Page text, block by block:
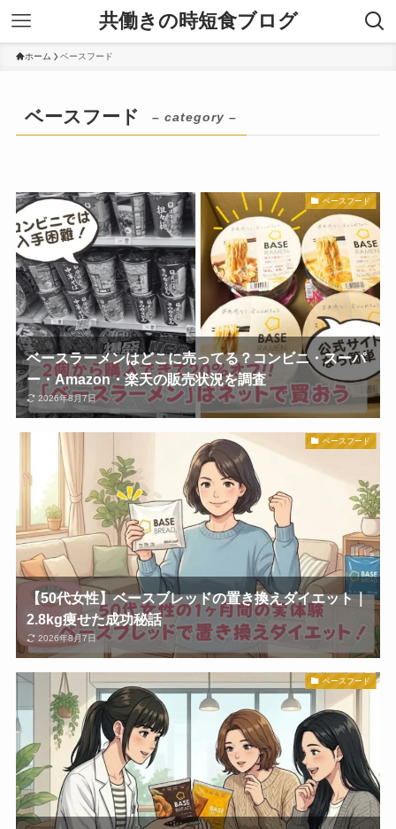
共働きの時短食ブログ
ホーム ベースフード
ベースフード – category –
ベースフード
ベースラーメンはどこに売ってる？コンビニ・スーパ
ー・Amazon・楽天の販売状況を調査
2026年8月7日
ベースフード
【50代女性】ベースブレッドの置き換えダイエット｜
2.8kg痩せた成功秘話
2026年8月7日
ベースフード